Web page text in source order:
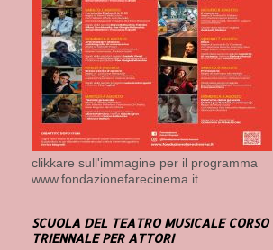
clikkare sull'immagine per il programma
www.fondazionefarecinema.it
SCUOLA DEL TEATRO MUSICALE CORSO
TRIENNALE PER ATTORI